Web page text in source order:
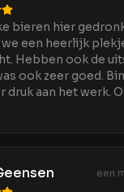
bieren hier
we een heerlijk
Hebben ook de
ook zeer goed.
druk aan het werk.
een